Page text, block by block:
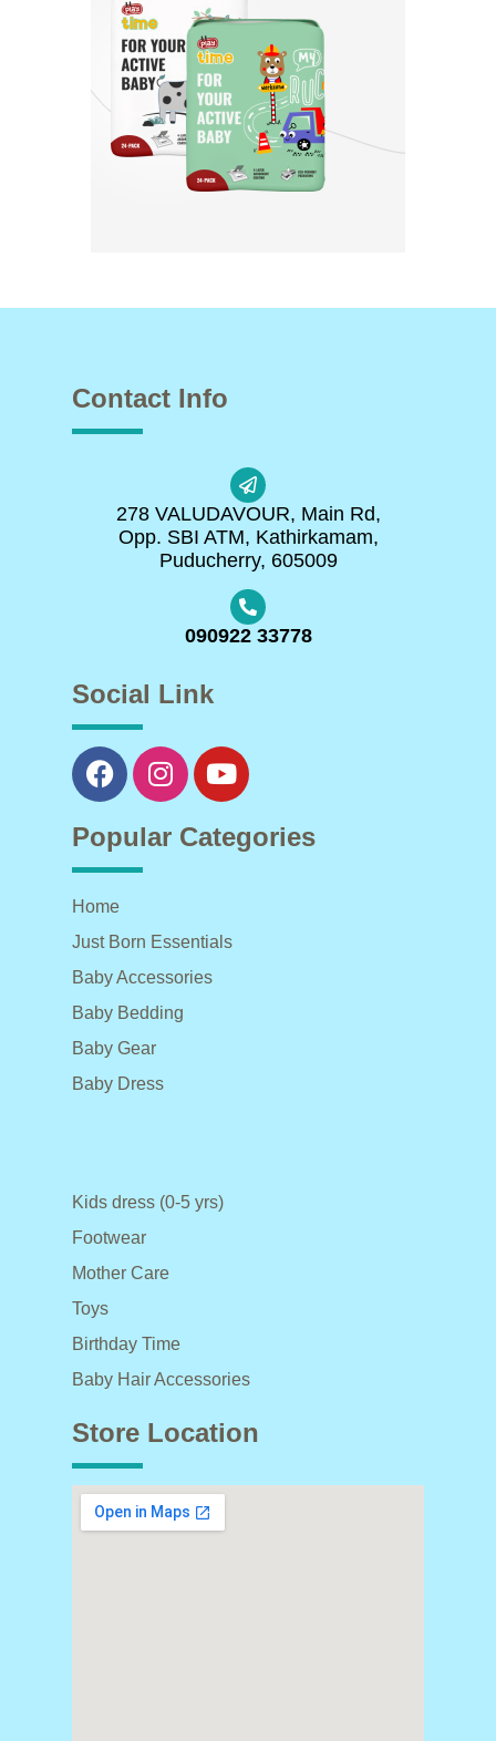
Contact Info
278 VALUDAVOUR, Main Rd,
Opp. SBI ATM, Kathirkamam,
Puducherry, 605009
090922 33778
Social Link
Popular Categories
Home
Just Born Essentials
Baby Accessories
Baby Bedding
Baby Gear
Baby Dress
Kids dress (0-5 yrs)
Footwear
Mother Care
Toys
Birthday Time
Baby Hair Accessories
Store Location